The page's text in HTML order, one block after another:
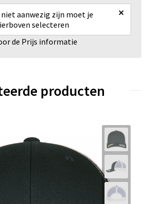
aanwezig zijn moet je
selecteren
×
de Prijs informatie
producten